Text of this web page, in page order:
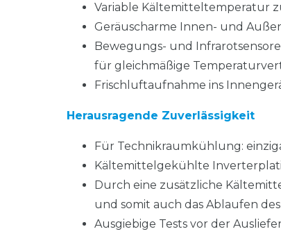
Variable Kältemitteltemperatur
Geräuscharme Innen- und
Bewegungs- und
für gleichmäßige
Frischluftaufnahme ins
Herausragende Zuverlässigkeit
Für Technikraumkühlung:
Kältemittelgekühlte
Durch eine zusätzliche
und somit auch das Ablaufen
Ausgiebige Tests vor der